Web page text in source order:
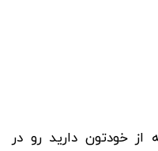
از خودتون دارید رو در